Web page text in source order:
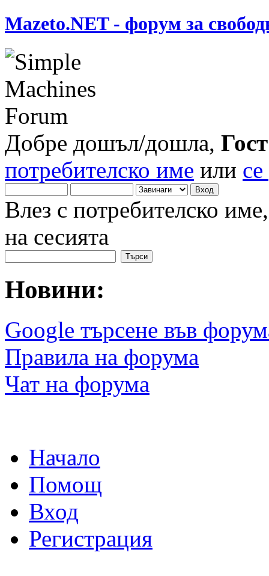
Mazeto.NET - форум за
Добре дошъл/дошла, Гост
потребителско име или
Влез с потребителско
на сесията
Новини:
Google търсене във
Правила на форума
Чат на форума
Начало
Помощ
Вход
Регистрация